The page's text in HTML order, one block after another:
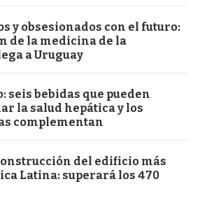
y obsesionados con el futuro:
de la medicina de la
a Uruguay
seis bebidas que pueden
la salud hepática y los
complementan
del edificio más
Latina: superará los 470